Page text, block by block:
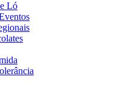
Ló